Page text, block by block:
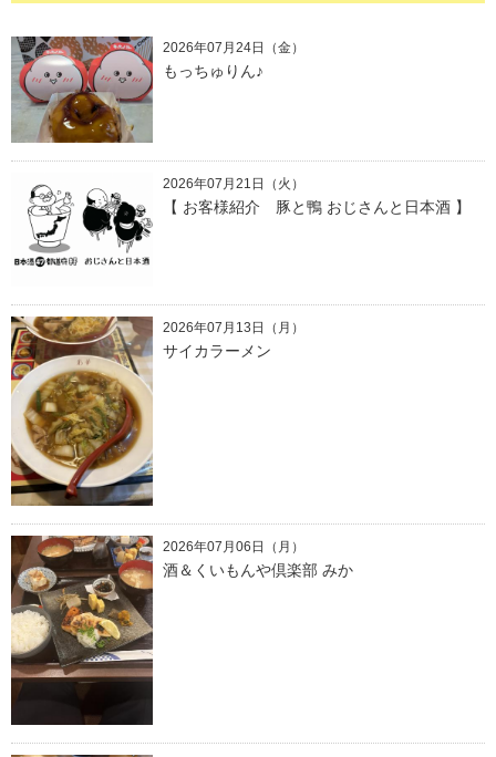
2026年07月24日（金）
もっちゅりん♪
2026年07月21日（火）
【 お客様紹介 豚と鴨 おじさんと日本酒 】
2026年07月13日（月）
サイカラーメン
2026年07月06日（月）
酒＆くいもんや倶楽部 みか